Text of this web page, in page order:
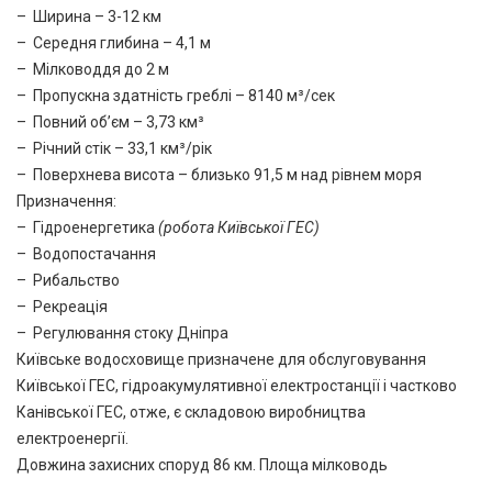
– Ширина – 3-12 км
– Середня глибина – 4,1 м
– Мілководдя до 2 м
– Пропускна здатність греблі – 8140 м³/сек
– Повний об’єм – 3,73 км³
– Річний стік – 33,1 км³/рік
– Поверхнева висота – близько 91,5 м над рівнем моря
Призначення:
– Гідроенергетика (робота Київської ГЕС)
– Водопостачання
– Рибальство
– Рекреація
– Регулювання стоку Дніпра
Київське водосховище призначене для обслуговування
Київської ГЕС, гідроакумулятивної електростанції і частково
Канівської ГЕС, отже, є складовою виробництва
електроенергії.
Довжина захисних споруд 86 км. Площа мілководь